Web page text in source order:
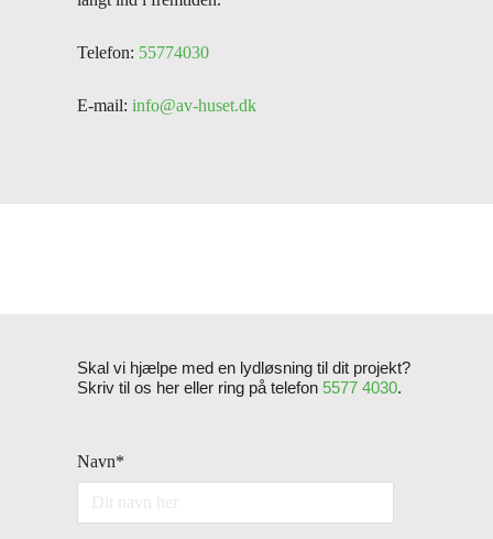
Telefon: 55774030
E-mail: info@av-huset.dk
Skal vi hjælpe med en lydløsning til dit projekt?
Skriv til os her eller ring på telefon 5577 4030.
Navn*